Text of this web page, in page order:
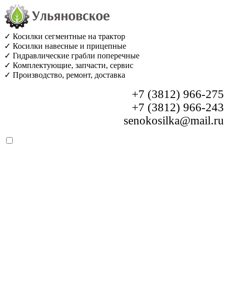
✓ Косилки сегментные на трактор
✓ Косилки навесные и прицепные
✓ Гидравлические грабли поперечные
✓ Комплектующие, запчасти, сервис
✓ Производство, ремонт, доставка
+7 (3812) 966-275
+7 (3812) 966-243
senokosilka@mail.ru